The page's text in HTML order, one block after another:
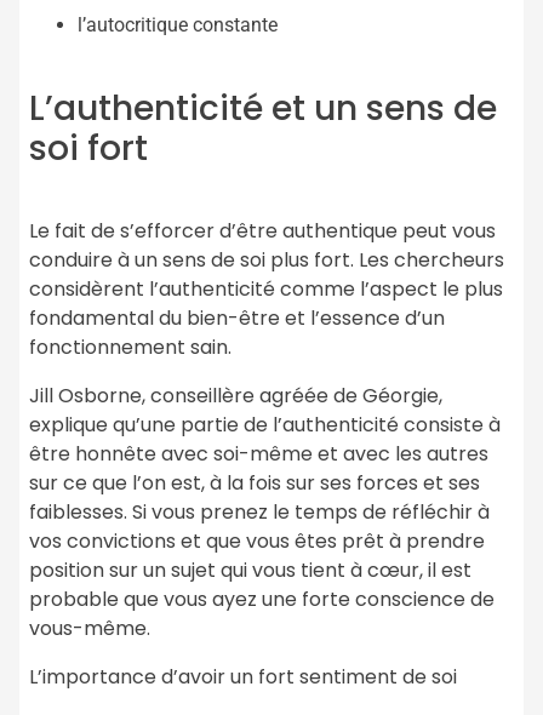
l’autocritique constante
L’authenticité et un sens de
soi fort
Le fait de s’efforcer d’être authentique peut vous
conduire à un sens de soi plus fort. Les chercheurs
considèrent l’authenticité comme l’aspect le plus
fondamental du bien-être et l’essence d’un
fonctionnement sain.
Jill Osborne, conseillère agréée de Géorgie,
explique qu’une partie de l’authenticité consiste à
être honnête avec soi-même et avec les autres
sur ce que l’on est, à la fois sur ses forces et ses
faiblesses. Si vous prenez le temps de réfléchir à
vos convictions et que vous êtes prêt à prendre
position sur un sujet qui vous tient à cœur, il est
probable que vous ayez une forte conscience de
vous-même.
L’importance d’avoir un fort sentiment de soi